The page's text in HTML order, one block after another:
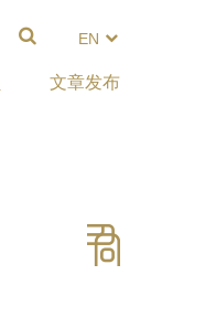
EN
文章发布